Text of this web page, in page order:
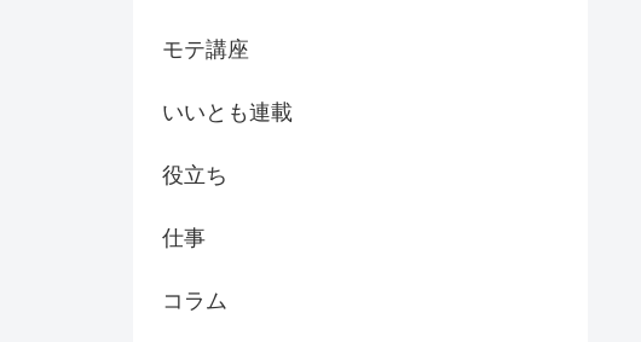
モテ講座
いいとも連載
役立ち
仕事
コラム